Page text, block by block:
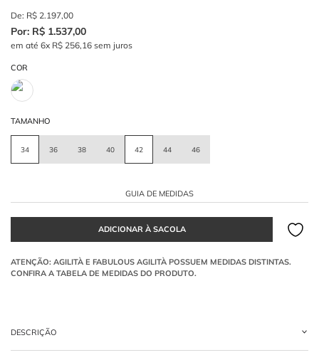
R$ 2.197,00
R$ 1.537,00
em até 6x R$ 256,16 sem juros
COR
TAMANHO
34 36 38 40 42 44 46
GUIA DE MEDIDAS
DESCRIÇÃO